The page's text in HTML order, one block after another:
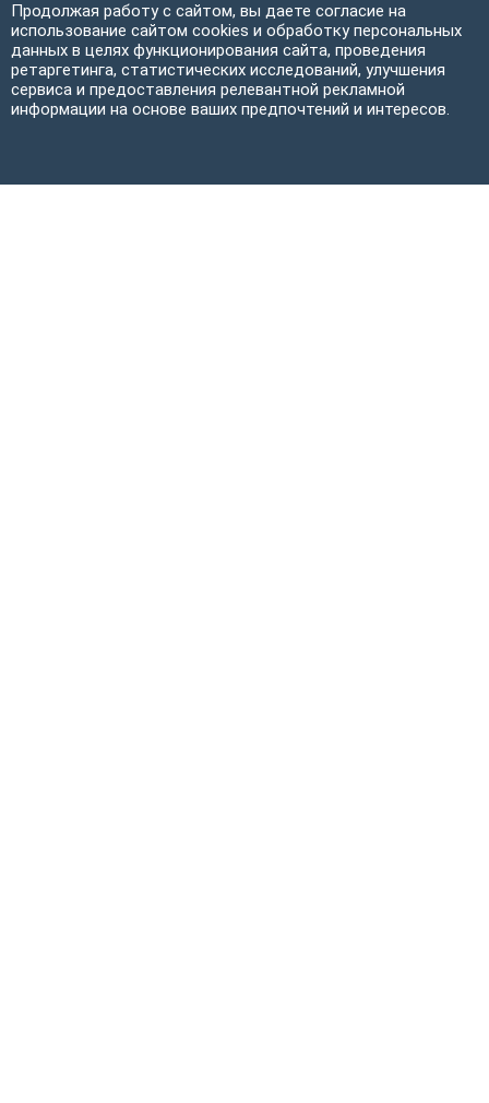
Продолжая работу с сайтом, вы даете согласие на
использование сайтом cookies и обработку персональных
данных в целях функционирования сайта, проведения
ретаргетинга, статистических исследований, улучшения
сервиса и предоставления релевантной рекламной
информации на основе ваших предпочтений и интересов.